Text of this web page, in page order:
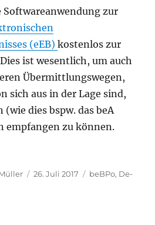
Softwareanwendung zur
(eEB)kostenlos zur
ist wesentlich, um auch
Übermittlungswegen,
sich aus in der Lage sind,
(wie dies bspw. das beA
empfangen zu können.
Software zur Erzeugung
Veröffentlicht
26. Juli 2017 Kategorien
beBPo, De-